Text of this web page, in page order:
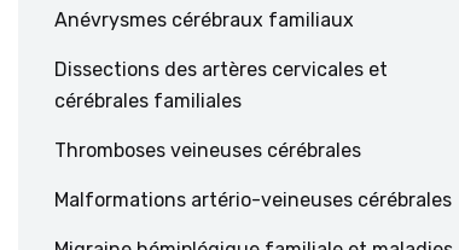
Anévrysmes cérébraux familiaux
Dissections des artères cervicales et
cérébrales familiales
Thromboses veineuses cérébrales
Malformations artério-veineuses cérébrales